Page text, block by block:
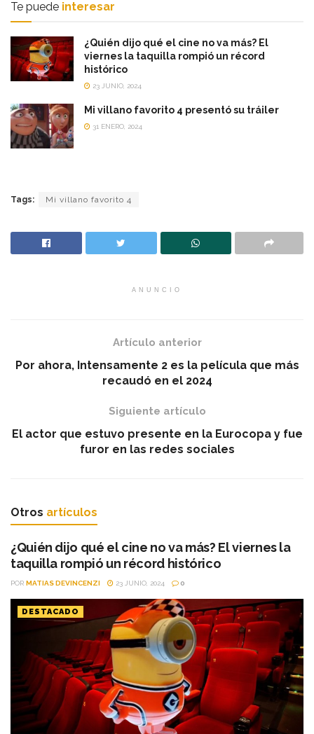
Te puede interesar
¿Quién dijo qué el cine no va más? El
viernes la taquilla rompió un récord
histórico
23 JUNIO, 2024
Mi villano favorito 4 presentó su tráiler
31 ENERO, 2024
Tags: Mi villano favorito 4
ANUNCIO
Artículo anterior
Por ahora, Intensamente 2 es la película que más
recaudó en el 2024
Siguiente artículo
El actor que estuvo presente en la Eurocopa y fue
furor en las redes sociales
Otros artículos
¿Quién dijo qué el cine no va más? El viernes la
taquilla rompió un récord histórico
POR MATIAS DEVINCENZI 23 JUNIO, 2024 0
DESTACADO